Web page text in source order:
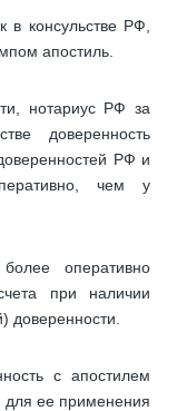
в консульстве РФ,
апостиль.
нотариус РФ за
доверенность
РФ и
чем у
оперативно
при наличии
доверенности.
с апостилем
для ее применения